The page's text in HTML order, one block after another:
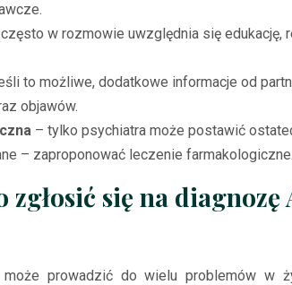
w rozmowie uwzględnia się edukację,
to możliwe, dodatkowe informacje od
objawów.
– tylko psychiatra może postawić
– zaproponować leczenie farmakologiczne.
zgłosić się na diagnozę
może prowadzić do wielu problemów w